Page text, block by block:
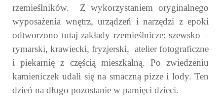
rzemieślników. Z wykorzystaniem oryginalnego
wyposażenia wnętrz, urządzeń i narzędzi z epoki
odtworzono tutaj zakłady rzemieślnicze: szewsko –
rymarski, krawiecki, fryzjerski, atelier fotograficzne
i piekarnię z częścią mieszkalną. Po zwiedzeniu
kamieniczek udali się na smaczną pizze i lody. Ten
dzień na długo pozostanie w pamięci dzieci.